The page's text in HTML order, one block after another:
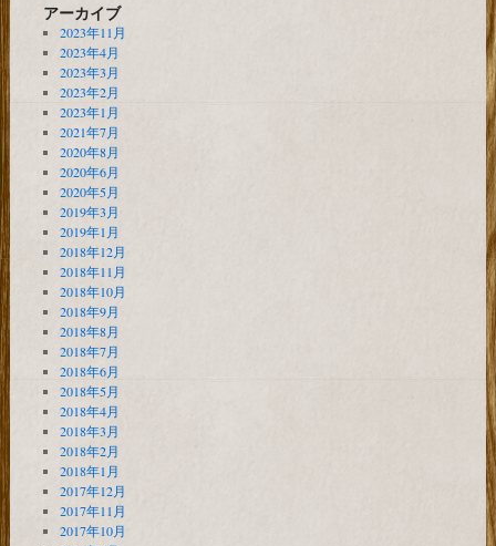
アーカイブ
2023年11月
2023年4月
2023年3月
2023年2月
2023年1月
2021年7月
2020年8月
2020年6月
2020年5月
2019年3月
2019年1月
2018年12月
2018年11月
2018年10月
2018年9月
2018年8月
2018年7月
2018年6月
2018年5月
2018年4月
2018年3月
2018年2月
2018年1月
2017年12月
2017年11月
2017年10月